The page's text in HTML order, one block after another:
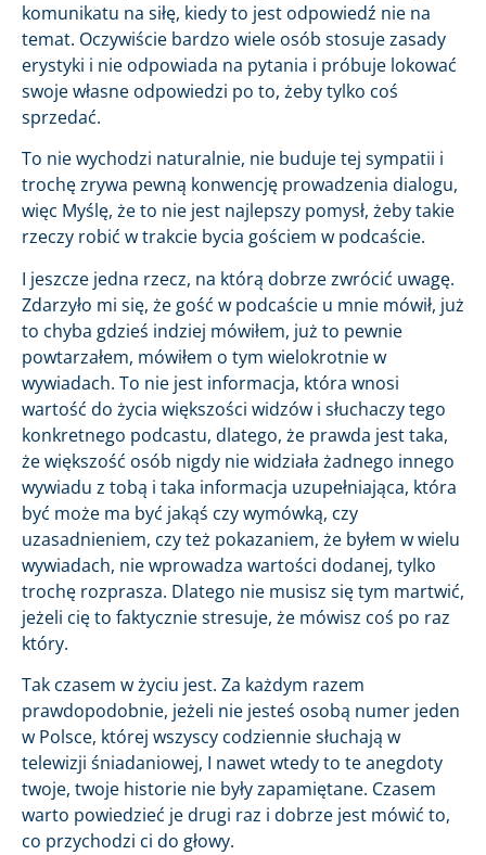
komunikatu na siłę, kiedy to jest odpowiedź nie na
temat. Oczywiście bardzo wiele osób stosuje zasady
erystyki i nie odpowiada na pytania i próbuje lokować
swoje własne odpowiedzi po to, żeby tylko coś
sprzedać.
To nie wychodzi naturalnie, nie buduje tej sympatii i
trochę zrywa pewną konwencję prowadzenia dialogu,
więc Myślę, że to nie jest najlepszy pomysł, żeby takie
rzeczy robić w trakcie bycia gościem w podcaście.
I jeszcze jedna rzecz, na którą dobrze zwrócić uwagę.
Zdarzyło mi się, że gość w podcaście u mnie mówił, już
to chyba gdzieś indziej mówiłem, już to pewnie
powtarzałem, mówiłem o tym wielokrotnie w
wywiadach. To nie jest informacja, która wnosi
wartość do życia większości widzów i słuchaczy tego
konkretnego podcastu, dlatego, że prawda jest taka,
że większość osób nigdy nie widziała żadnego innego
wywiadu z tobą i taka informacja uzupełniająca, która
być może ma być jakąś czy wymówką, czy
uzasadnieniem, czy też pokazaniem, że byłem w wielu
wywiadach, nie wprowadza wartości dodanej, tylko
trochę rozprasza. Dlatego nie musisz się tym martwić,
jeżeli cię to faktycznie stresuje, że mówisz coś po raz
który.
Tak czasem w życiu jest. Za każdym razem
prawdopodobnie, jeżeli nie jesteś osobą numer jeden
w Polsce, której wszyscy codziennie słuchają w
telewizji śniadaniowej, I nawet wtedy to te anegdoty
twoje, twoje historie nie były zapamiętane. Czasem
warto powiedzieć je drugi raz i dobrze jest mówić to,
co przychodzi ci do głowy.